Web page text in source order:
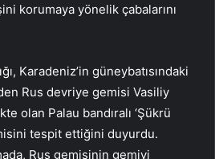
korumaya yönelik çabalarını
Karadeniz’in güneybatısındaki
Rus devriye gemisi Vasiliy
olan Palau bandıralı ‘Şükrü
tespit ettiğini duyurdu.
Rus gemisinin gemiyi